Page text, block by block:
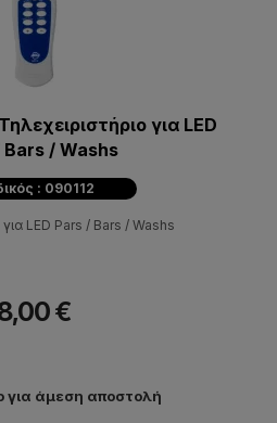
για LED
Bars / Washs
: 090112
για LED Pars / Bars / Washs
€
για άμεση αποστολή